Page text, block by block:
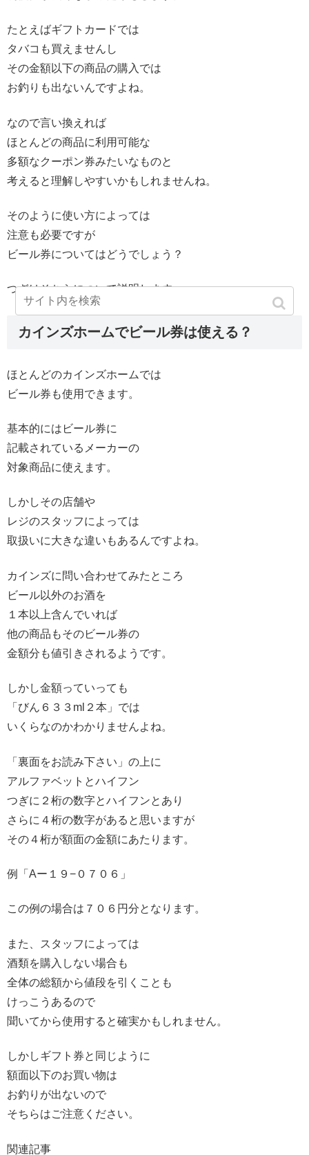
たとえばギフトカードでは
タバコも買えませんし
その金額以下の商品の購入では
お釣りも出ないんですよね。
なので言い換えれば
ほとんどの商品に利用可能な
多額なクーポン券みたいなものと
考えると理解しやすいかもしれませんね。
そのように使い方によっては
注意も必要ですが
ビール券についてはどうでしょう？
つぎはそちらについて説明します。
カインズホームでビール券は使える？
ほとんどのカインズホームでは
ビール券も使用できます。
基本的にはビール券に
記載されているメーカーの
対象商品に使えます。
しかしその店舗や
レジのスタッフによっては
取扱いに大きな違いもあるんですよね。
カインズに問い合わせてみたところ
ビール以外のお酒を
１本以上含んでいれば
他の商品もそのビール券の
金額分も値引きされるようです。
しかし金額っていっても
「びん６３３ml２本」では
いくらなのかわかりませんよね。
「裏面をお読み下さい」の上に
アルファベットとハイフン
つぎに２桁の数字とハイフンとあり
さらに４桁の数字があると思いますが
その４桁が額面の金額にあたります。
例「Aー１９−０７０６」
この例の場合は７０６円分となります。
また、スタッフによっては
酒類を購入しない場合も
全体の総額から値段を引くことも
けっこうあるので
聞いてから使用すると確実かもしれません。
しかしギフト券と同じように
額面以下のお買い物は
お釣りが出ないので
そちらはご注意ください。
関連記事